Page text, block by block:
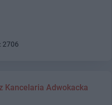
2706
Kancelaria Adwokacka